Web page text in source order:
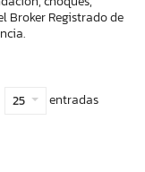
Broker Registrado de
25 entradas